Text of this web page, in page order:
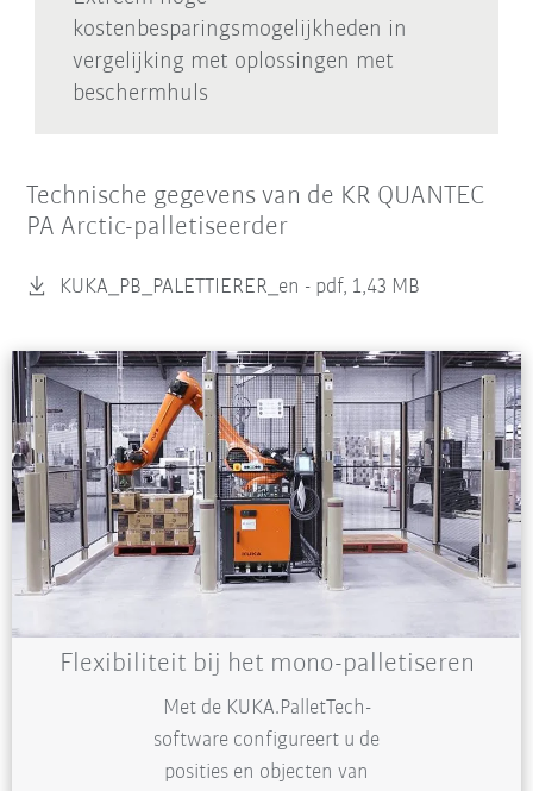
kostenbesparingsmogelijkheden in
vergelijking met oplossingen met
beschermhuls
Technische gegevens van de KR QUANTEC
PA Arctic-palletiseerder
KUKA_PB_PALETTIERER_en - pdf, 1,43 MB
Flexibiliteit bij het mono-palletiseren
Met de KUKA.PalletTech-
software configureert u de
posities en objecten van